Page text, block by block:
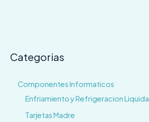
Categorias
Componentes Informaticos
Enfriamiento y Refrigeracion Liquida
Tarjetas Madre